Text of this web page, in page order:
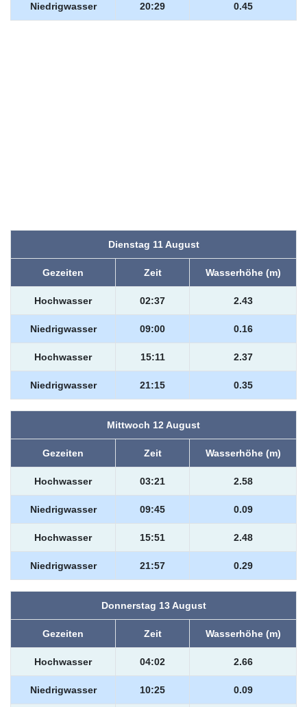
Niedrigwasser 20:29 0.45
Dienstag 11 August
Gezeiten Zeit Wasserhöhe (m)
Hochwasser 02:37 2.43
Niedrigwasser 09:00 0.16
Hochwasser 15:11 2.37
Niedrigwasser 21:15 0.35
Mittwoch 12 August
Gezeiten Zeit Wasserhöhe (m)
Hochwasser 03:21 2.58
Niedrigwasser 09:45 0.09
Hochwasser 15:51 2.48
Niedrigwasser 21:57 0.29
Donnerstag 13 August
Gezeiten Zeit Wasserhöhe (m)
Hochwasser 04:02 2.66
Niedrigwasser 10:25 0.09